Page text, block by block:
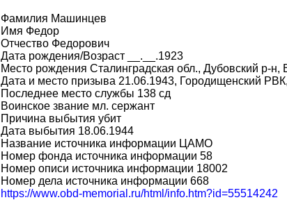
Фамилия Машинцев
Имя Федор
Отчество Федорович
Дата рождения/Возраст __.__.1923
Место рождения Сталинградская обл., Дубовский р-н,
Дата и место призыва 21.06.1943, Городищенский
Последнее место службы 138 сд
Воинское звание мл. сержант
Причина выбытия убит
Дата выбытия 18.06.1944
Название источника информации ЦАМО
Номер фонда источника информации 58
Номер описи источника информации 18002
Номер дела источника информации 668
https://www.obd-memorial.ru/html/info.htm?id=55514242